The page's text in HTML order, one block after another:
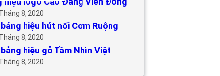
8, 2020
hiệu hút nổi Cơm Ruộng
8, 2020
hiệu gỗ Tầm Nhìn Việt
8, 2020